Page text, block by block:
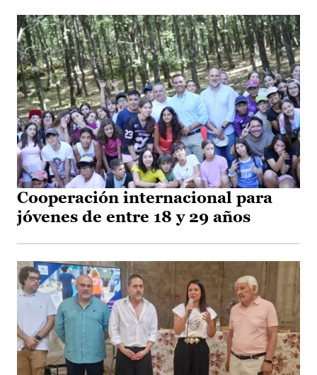
Cooperación internacional para
jóvenes de entre 18 y 29 años